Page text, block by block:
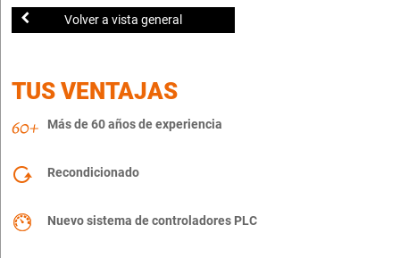
Volver a vista general
TUS VENTAJAS
Más de 60 años de experiencia
Recondicionado
Nuevo sistema de controladores PLC